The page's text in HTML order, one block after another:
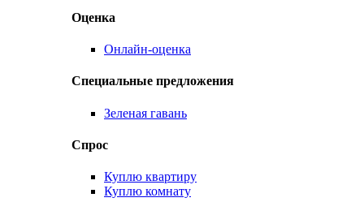
Оценка
Онлайн-оценка
Специальные предложения
Зеленая гавань
Спрос
Куплю квартиру
Куплю комнату